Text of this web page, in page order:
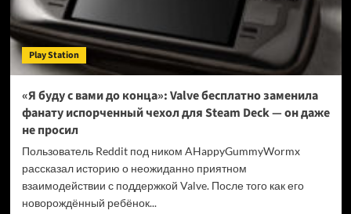
Play Station
«Я буду с вами до конца»: Valve бесплатно заменила
фанату испорченный чехол для Steam Deck — он даже
не просил
Пользователь Reddit под ником AHappyGummyWormx
рассказал историю о неожиданно приятном
взаимодействии с поддержкой Valve. После того как его
новорождённый ребёнок...